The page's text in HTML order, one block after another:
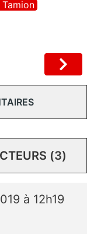
(3)
à 12h19